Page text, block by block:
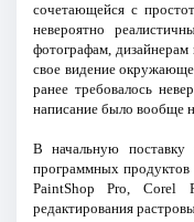
сочетающейся с
невероятно
фотографам, дизайнерам
свое видение
ранее требовалось
написание было вообще
В начальную поставку
программных
PaintShop Pro, Corel
редактирования